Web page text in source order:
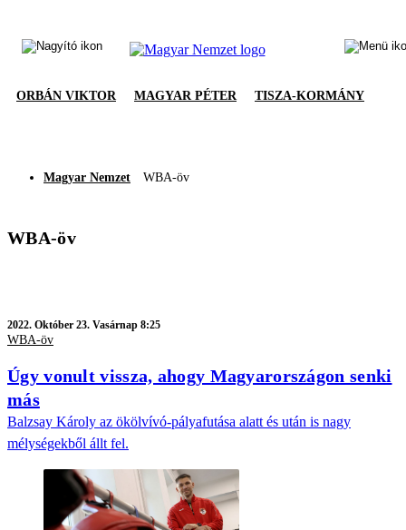
ORBÁN VIKTOR MAGYAR PÉTER TISZA-KORMÁNY
Magyar Nemzet WBA-öv
WBA-öv
2022. Október 23. Vasárnap 8:25
WBA-öv
Úgy vonult vissza, ahogy Magyarországon senki
más
Balzsay Károly az ökölvívó-pályafutása alatt és után is nagy
mélységekből állt fel.